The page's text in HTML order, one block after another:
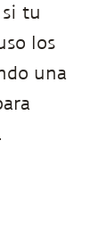
tu
los
una